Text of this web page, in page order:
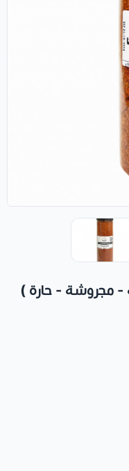
- مجروشة - حارة )